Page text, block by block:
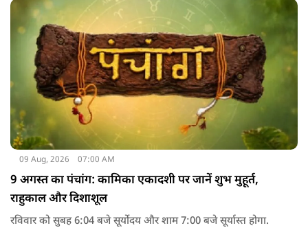
कि यहां हर रोज नए चमत्‍कार समाने आते है.
09 Aug, 2026 07:00 AM
9 अगस्त का पंचांग: कामिका एकादशी पर जानें शुभ मुहूर्त,
राहुकाल और दिशाशूल
रविवार को सुबह 6:04 बजे सूर्योदय और शाम 7:00 बजे सूर्यास्त होगा.